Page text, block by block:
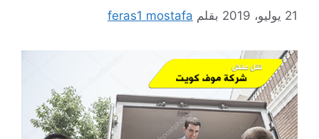
21 يوليو، 2019 بقلم feras1 mostafa